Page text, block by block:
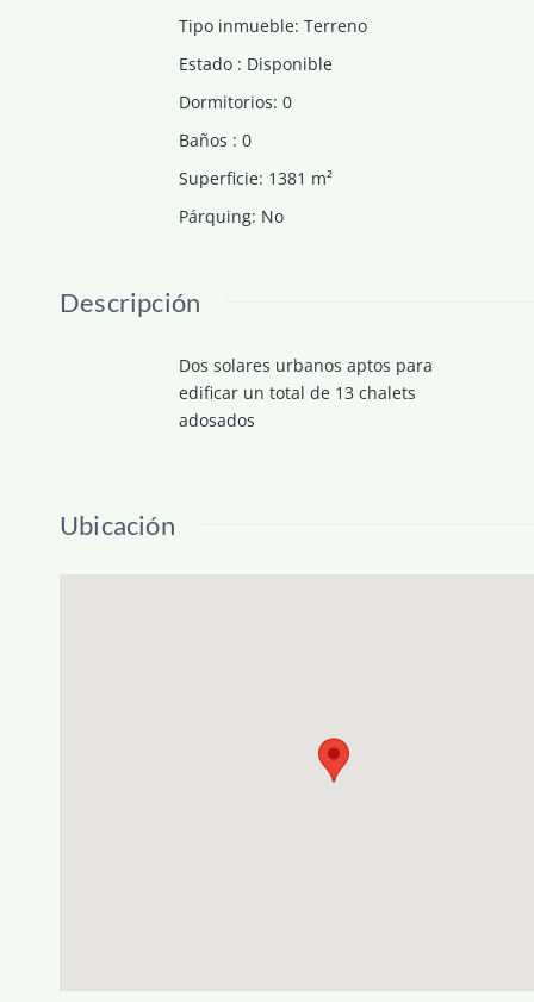
Tipo inmueble: Terreno
Estado : Disponible
Dormitorios: 0
Baños : 0
Superficie: 1381 m²
Párquing: No
Descripción
Dos solares urbanos aptos para
edificar un total de 13 chalets
adosados
Ubicación